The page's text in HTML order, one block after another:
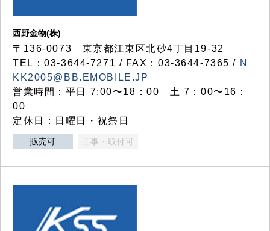
西野金物(株)
〒136-0073 東京都江東区北砂4丁目19-32
TEL：03‐3644‐7271 / FAX：03-3644-7365 / N
KK2005@BB.EMOBILE.JP
営業時間：平日 7:00〜18：00 土 7：00〜16：
00
定休日：日曜日・祝祭日
販売可 工事・取付可